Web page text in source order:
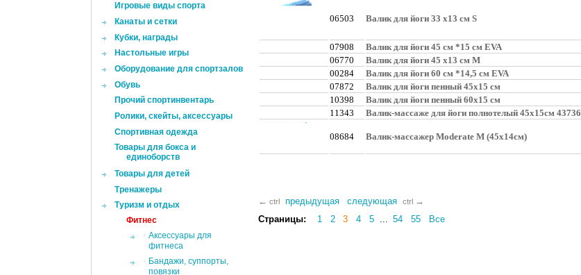
Игровые виды спорта
Канаты и сетки
Кубки, награды
Настольные игры
Оборудование для спортзалов
Обувь
Прочий спортинвентарь
Ролики, скейты, аксессуары
Спортивная одежда
Товары для бокса и
единоборств
Товары для детей
Тренажеры
Туризм и отдых
Фитнес
Аксессуары для
фитнеса
Бандажи, суппорты,
повязки
06503 Валик для йоги 33 х13 см S
07908 Валик для йоги 45 см *15 см EVA
06770 Валик для йоги 45 х13 см M
00284 Валик для йоги 60 см *14,5 см EVA
07872 Валик для йоги пенный 45х15 см
10398 Валик для йоги пенный 60х15 см
11343 Валик-массаже для йоги полнотелый 45х15см 43736
08684 Валик-массажер Moderate M (45х14см)
← ctrl предыдущая следующая ctrl →
Страницы: 1 2 3 4 5 54 55 Все